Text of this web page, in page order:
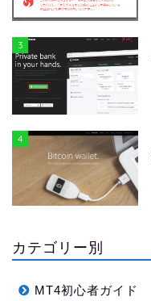
3
4
カテゴリー別
MT4初心者ガイド